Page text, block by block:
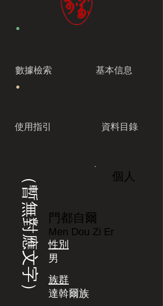
數據檢索 基本信息
使用指引 資料目錄
（暫無對應文字） 個人
門都自爾
Men Dou Zi Er
性別
男
族群
達斡爾族